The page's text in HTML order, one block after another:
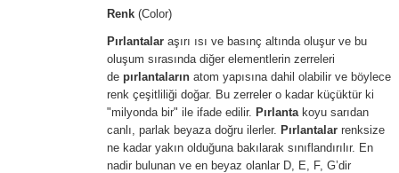
Renk (Color)
Pırlantalar aşırı ısı ve basınç altında oluşur ve bu
oluşum sırasında diğer elementlerin zerreleri
de pırlantaların atom yapısına dahil olabilir ve böylece
renk çeşitliliği doğar. Bu zerreler o kadar küçüktür ki
"milyonda bir" ile ifade edilir. Pırlanta koyu sarıdan
canlı, parlak beyaza doğru ilerler. Pırlantalar renksize
ne kadar yakın olduğuna bakılarak sınıflandırılır. En
nadir bulunan ve en beyaz olanlar D, E, F, G’dir